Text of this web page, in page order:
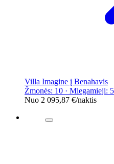
Villa Imagine į Benahavis
Žmonės: 10 · Miegamieji:
Nuo 2 095,87 €/naktis